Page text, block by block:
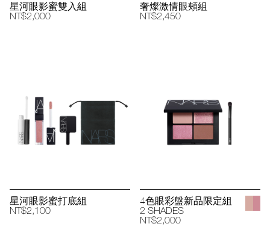
星河眼影蜜雙入組
NT$2,000
奢燦激情眼頰組
NT$2,450
星河眼影蜜打底組
NT$2,100
4色眼彩盤新品限定組
2 SHADES
NT$2,000